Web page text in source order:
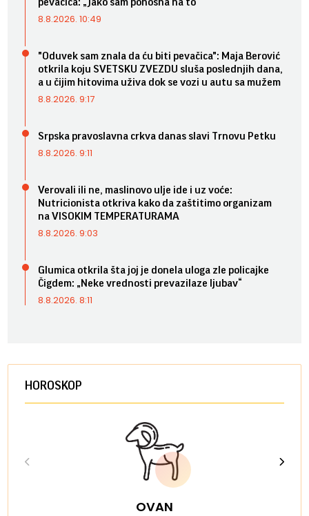
8.8.2026. 10:49
"Oduvek sam znala da ću biti pevačica": Maja Berović
otkrila koju SVETSKU ZVEZDU sluša poslednjih dana,
a u čijim hitovima uživa dok se vozi u autu sa mužem
8.8.2026. 9:17
Srpska pravoslavna crkva danas slavi Trnovu Petku
8.8.2026. 9:11
Verovali ili ne, maslinovo ulje ide i uz voće:
Nutricionista otkriva kako da zaštitimo organizam
na VISOKIM TEMPERATURAMA
8.8.2026. 9:03
Glumica otkrila šta joj je donela uloga zle policajke
Čigdem: „Neke vrednosti prevazilaze ljubav“
8.8.2026. 8:11
HOROSKOP
OVAN